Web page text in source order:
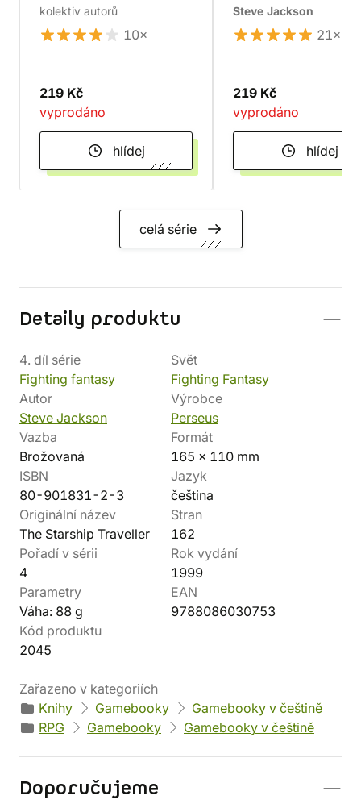
kolektiv autorů
10×
219 Kč
vyprodáno
hlídej
Steve Jackson
21×
219 Kč
vyprodáno
hlídej
celá série
Detaily produktu
4. díl série
Fighting fantasy
Svět
Fighting Fantasy
Autor
Steve Jackson
Výrobce
Perseus
Vazba
Brožovaná
Formát
165 x 110 mm
ISBN
80-901831-2-3
Jazyk
čeština
Originální název
The Starship Traveller
Stran
162
Pořadí v sérii
4
Rok vydání
1999
Parametry
Váha: 88 g
EAN
9788086030753
Kód produktu
2045
Zařazeno v kategoriích
Knihy
Gamebooky
Gamebooky v češtině
RPG
Gamebooky Gamebooky v češtině
Doporučujeme